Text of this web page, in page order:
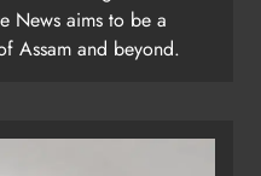
News aims to be a
Assam and beyond.